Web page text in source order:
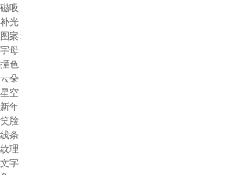
磁吸
补光
图案:
字母
撞色
云朵
星空
新年
笑脸
线条
纹理
文字